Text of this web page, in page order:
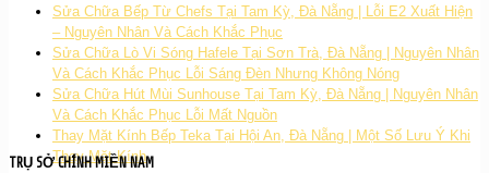
Sửa Chữa Bếp Từ Chefs Tại Tam Kỳ, Đà Nẵng | Lỗi E2 Xuất Hiện
– Nguyên Nhân Và Cách Khắc Phục
Sửa Chữa Lò Vi Sóng Hafele Tại Sơn Trà, Đà Nẵng | Nguyên Nhân
Và Cách Khắc Phục Lỗi Sáng Đèn Nhưng Không Nóng
Sửa Chữa Hút Mùi Sunhouse Tại Tam Kỳ, Đà Nẵng | Nguyên Nhân
Và Cách Khắc Phục Lỗi Mất Nguồn
Thay Mặt Kính Bếp Teka Tại Hội An, Đà Nẵng | Một Số Lưu Ý Khi
Thay Mặt Kính
TRỤ SỞ CHÍNH MIỀN NAM